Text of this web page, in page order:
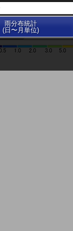
雨分布統計
(日〜月単位)